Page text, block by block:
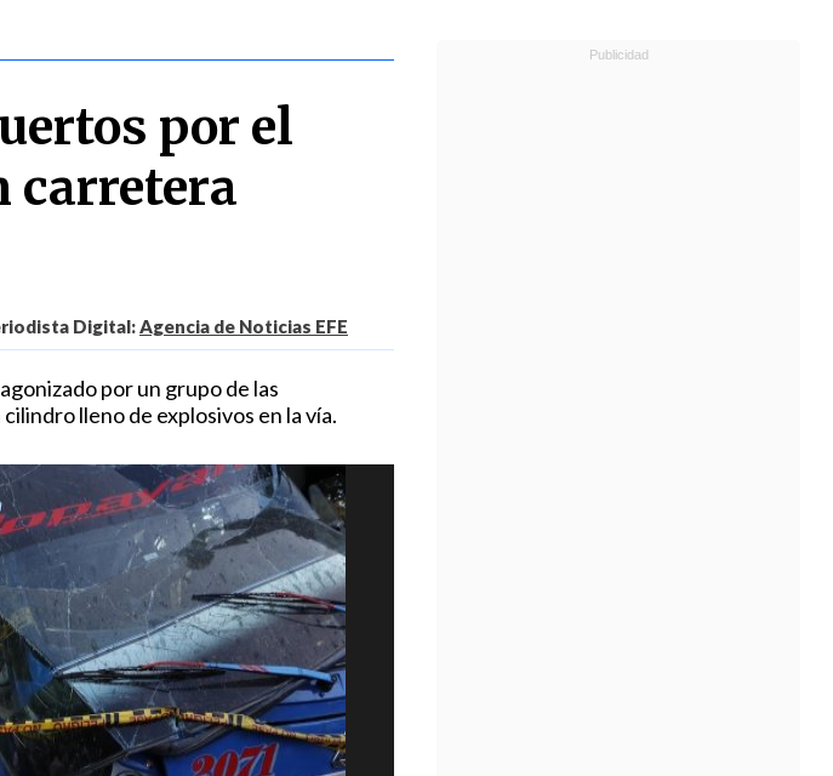
por el
carretera
Digital:Agencia de Noticias EFE
por un grupo de las
lleno de explosivos en la vía.